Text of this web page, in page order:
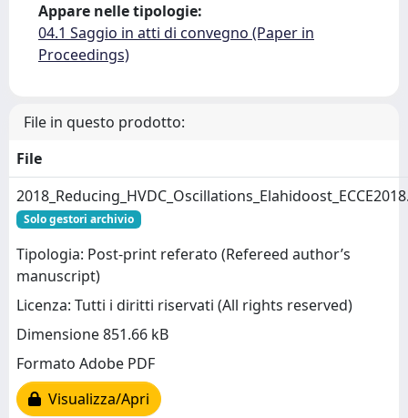
Appare nelle tipologie:
04.1 Saggio in atti di convegno (Paper in
Proceedings)
File in questo prodotto:
File
Solo gestori archivio
Tipologia: Post-print referato (Refereed author’s
manuscript)
Licenza: Tutti i diritti riservati (All rights reserved)
Dimensione 851.66 kB
Formato Adobe PDF
Visualizza/Apri